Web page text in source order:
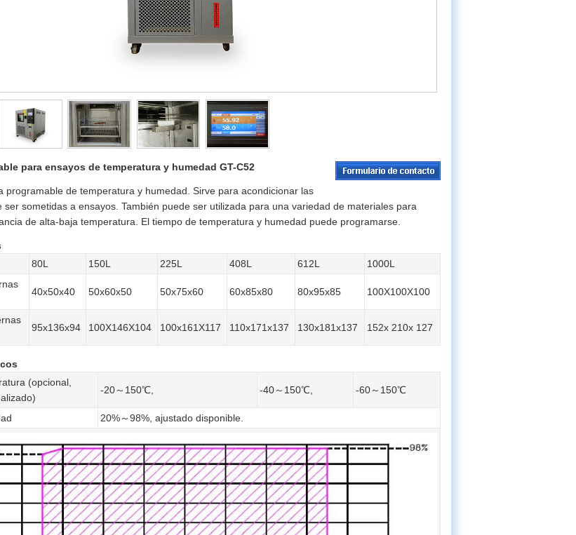
para ensayos de temperatura y humedad GT-C52
programable de temperatura y humedad. Sirve para acondicionar las
ser sometidas a ensayos. También puede ser utilizada para una variedad de materiales para
de alta-baja temperatura. El tiempo de temperatura y humedad puede programarse.
80L 150L 225L 408L 612L
1000L
40x50x40 50x60x50 50x75x60 60x85x80 80x95x85 100X100X100
95x136x94 100X146X104 100x161X117 110x171x137 130x181x137 152x 210x 127
(opcional,
-20～150℃, -40～150℃, -60～150℃
20%～98%, ajustado disponible.